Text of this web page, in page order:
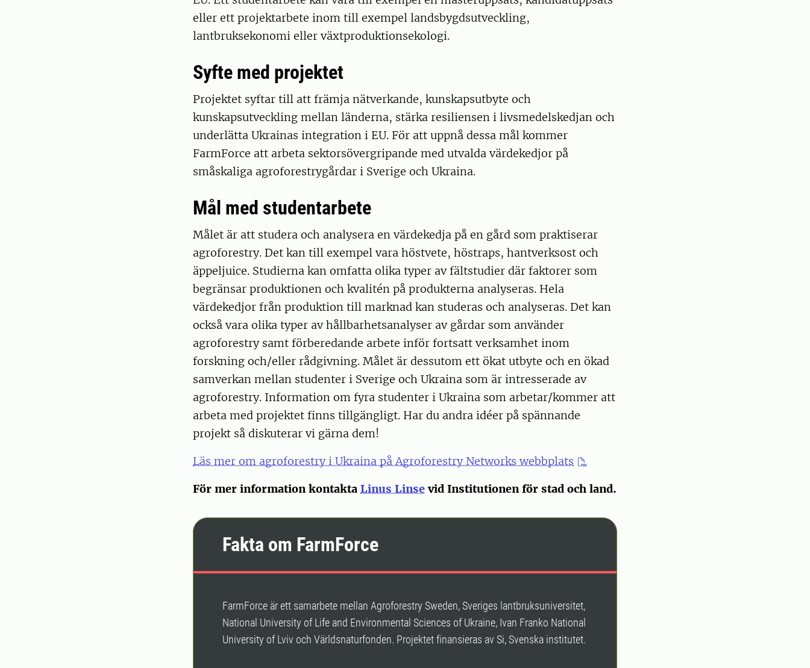
eller ett projektarbete inom till exempel landsbygdsutveckling,
lantbruksekonomi eller växtproduktionsekologi.
Syfte med projektet
Projektet syftar till att främja nätverkande, kunskapsutbyte och
kunskapsutveckling mellan länderna, stärka resiliensen i livsmedelskedjan och
underlätta Ukrainas integration i EU. För att uppnå dessa mål kommer
FarmForce att arbeta sektorsövergripande med utvalda värdekedjor på
småskaliga agroforestrygårdar i Sverige och Ukraina.
Mål med studentarbete
Målet är att studera och analysera en värdekedja på en gård som praktiserar
agroforestry. Det kan till exempel vara höstvete, höstraps, hantverksost och
äppeljuice. Studierna kan omfatta olika typer av fältstudier där faktorer som
begränsar produktionen och kvalitén på produkterna analyseras. Hela
värdekedjor från produktion till marknad kan studeras och analyseras. Det kan
också vara olika typer av hållbarhetsanalyser av gårdar som använder
agroforestry samt förberedande arbete inför fortsatt verksamhet inom
forskning och/eller rådgivning. Målet är dessutom ett ökat utbyte och en ökad
samverkan mellan studenter i Sverige och Ukraina som är intresserade av
agroforestry. Information om fyra studenter i Ukraina som arbetar/kommer att
arbeta med projektet finns tillgängligt. Har du andra idéer på spännande
projekt så diskuterar vi gärna dem!
Läs mer om agroforestry i Ukraina på Agroforestry Networks webbplats
För mer information kontakta Linus Linsevid Institutionen för stad och land.
Fakta om FarmForce
FarmForce är ett samarbete mellan Agroforestry Sweden, Sveriges lantbruksuniversitet,
National University of Life and Environmental Sciences of Ukraine, Ivan Franko National
University of Lviv och Världsnaturfonden. Projektet finansieras av Si, Svenska institutet.